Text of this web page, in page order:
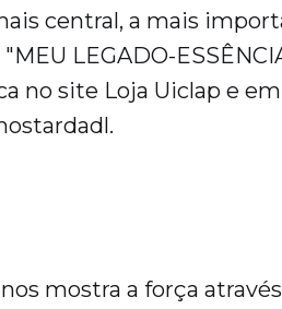
central, a mais
LEGADO-
no site Loja Uiclap e
mostra a força